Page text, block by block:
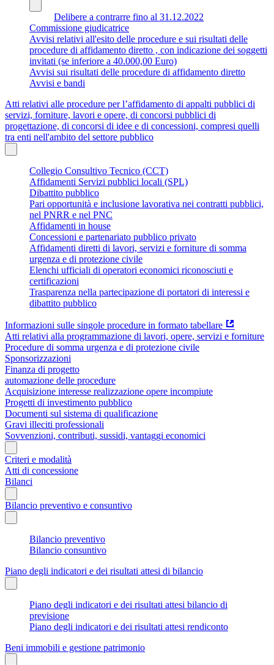
Delibere a contrarre fino al 31.12.2022
Commissione giudicatrice
Avvisi relativi all'esito delle procedure e sui risultati delle
procedure di affidamento diretto , con indicazione dei soggetti
invitati (se inferiore a 40.000,00 Euro)
Avvisi sui risultati delle procedure di affidamento diretto
Avvisi e bandi
Atti relativi alle procedure per l’affidamento di appalti pubblici di
servizi, forniture, lavori e opere, di concorsi pubblici di
progettazione, di concorsi di idee e di concessioni, compresi quelli
tra enti nell'ambito del settore pubblico
Collegio Consultivo Tecnico (CCT)
Affidamenti Servizi pubblici locali (SPL)
Dibattito pubblico
Pari opportunità e inclusione lavorativa nei contratti pubblici,
nel PNRR e nel PNC
Affidamenti in house
Concessioni e partenariato pubblico privato
Affidamenti diretti di lavori, servizi e forniture di somma
urgenza e di protezione civile
Elenchi ufficiali di operatori economici riconosciuti e
certificazioni
Trasparenza nella partecipazione di portatori di interessi e
dibattito pubblico
Informazioni sulle singole procedure in formato tabellare
Atti relativi alla programmazione di lavori, opere, servizi e forniture
Procedure di somma urgenza e di protezione civile
Sponsorizzazioni
Finanza di progetto
automazione delle procedure
Acquisizione interesse realizzazione opere incompiute
Progetti di investimento pubblico
Documenti sul sistema di qualificazione
Gravi illeciti professionali
Sovvenzioni, contributi, sussidi, vantaggi economici
Criteri e modalità
Atti di concessione
Bilanci
Bilancio preventivo e consuntivo
Bilancio preventivo
Bilancio consuntivo
Piano degli indicatori e dei risultati attesi di bilancio
Piano degli indicatori e dei risultati attesi bilancio di
previsione
Piano degli indicatori e dei risultati attesi rendiconto
Beni immobili e gestione patrimonio